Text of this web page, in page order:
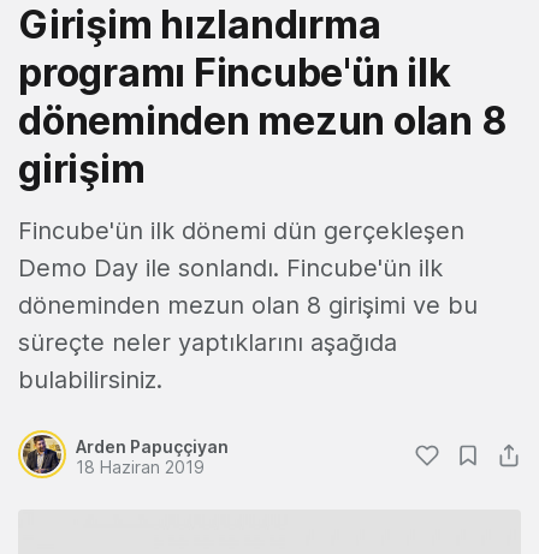
Girişim hızlandırma
programı Fincube'ün ilk
döneminden mezun olan 8
girişim
Fincube'ün ilk dönemi dün gerçekleşen
Demo Day ile sonlandı. Fincube'ün ilk
döneminden mezun olan 8 girişimi ve bu
süreçte neler yaptıklarını aşağıda
bulabilirsiniz.
Arden Papuççiyan
18 Haziran 2019